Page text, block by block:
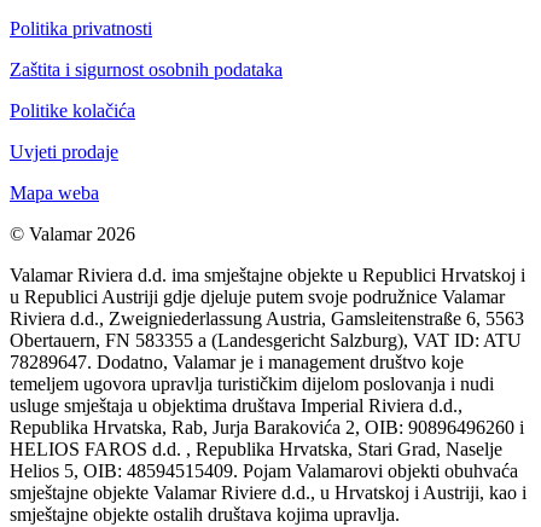
Politika privatnosti
Zaštita i sigurnost osobnih podataka
Politike kolačića
Uvjeti prodaje
Mapa weba
© Valamar 2026
Valamar Riviera d.d. ima smještajne objekte u Republici Hrvatskoj i
u Republici Austriji gdje djeluje putem svoje podružnice Valamar
Riviera d.d., Zweigniederlassung Austria, Gamsleitenstraße 6, 5563
Obertauern, FN 583355 a (Landesgericht Salzburg), VAT ID: ATU
78289647. Dodatno, Valamar je i management društvo koje
temeljem ugovora upravlja turističkim dijelom poslovanja i nudi
usluge smještaja u objektima društava Imperial Riviera d.d.,
Republika Hrvatska, Rab, Jurja Barakovića 2, OIB: 90896496260 i
HELIOS FAROS d.d. , Republika Hrvatska, Stari Grad, Naselje
Helios 5, OIB: 48594515409. Pojam Valamarovi objekti obuhvaća
smještajne objekte Valamar Riviere d.d., u Hrvatskoj i Austriji, kao i
smještajne objekte ostalih društava kojima upravlja.